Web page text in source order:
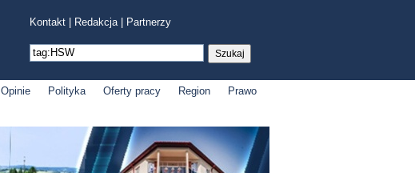
Kontakt Redakcja| Partnerzy
Opinie Polityka Oferty pracy Region
Prawo